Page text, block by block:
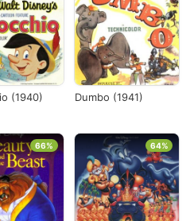
todo
(1940) Dumbo (1941)
66% 64%